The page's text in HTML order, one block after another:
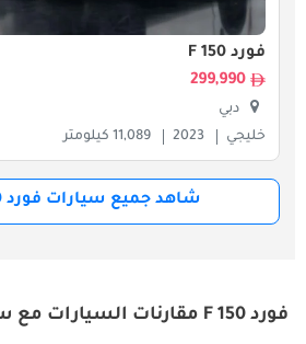
فورد F 150
299,990
دبي
خليجي
2023 11,089 كيلومتر
شاهد جميع سيارات فورد F 150 للبيع
فورد F 150 مقارنات السيارات مع سيارات مماثلة